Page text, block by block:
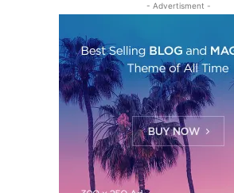
- Advertisment -